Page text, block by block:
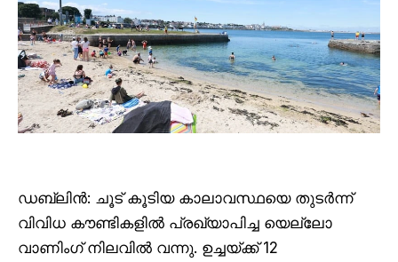
ഡബ്ലിൻ: ചൂട് കൂടിയ കാലാവസ്ഥയെ തുടർന്ന്
വിവിധ കൗണ്ടികളിൽ പ്രഖ്യാപിച്ച യെല്ലോ
വാണിംഗ് നിലവിൽ വന്നു. ഉച്ചയ്ക്ക് 12